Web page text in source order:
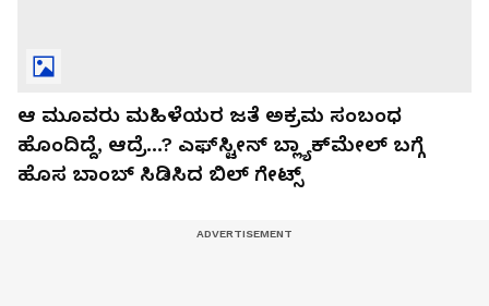
ಆ ಮೂವರು ಮಹಿಳೆಯರ ಜತೆ ಅಕ್ರಮ ಸಂಬಂಧ
ಹೊಂದಿದ್ದೆ, ಆದ್ರೆ...? ಎಫ್‌ಸ್ಟೀನ್ ಬ್ಲ್ಯಾಕ್‌ಮೇಲ್‌ ಬಗ್ಗೆ
ಹೊಸ ಬಾಂಬ್ ಸಿಡಿಸಿದ ಬಿಲ್ ಗೇಟ್ಸ್